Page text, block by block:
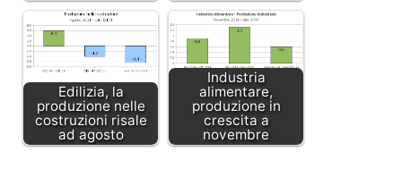
Edilizia, la
produzione nelle
costruzioni risale
ad agosto
Industria
alimentare,
produzione in
crescita a
novembre